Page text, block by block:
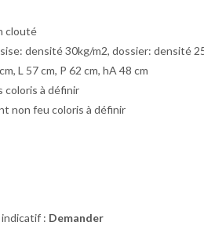
clouté
densité 30kg/m2, dossier: densité
L 57 cm, P 62 cm, hA 48 cm
coloris à définir
non feu coloris à définir
: Demander